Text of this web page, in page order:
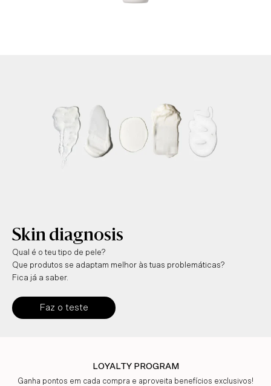
Skin diagnosis
Qual é o teu tipo de pele?
Que produtos se adaptam melhor às tuas problemáticas?
Fica já a saber.
Faz o teste
LOYALTY PROGRAM
Ganha pontos em cada compra e aproveita benefícios exclusivos!